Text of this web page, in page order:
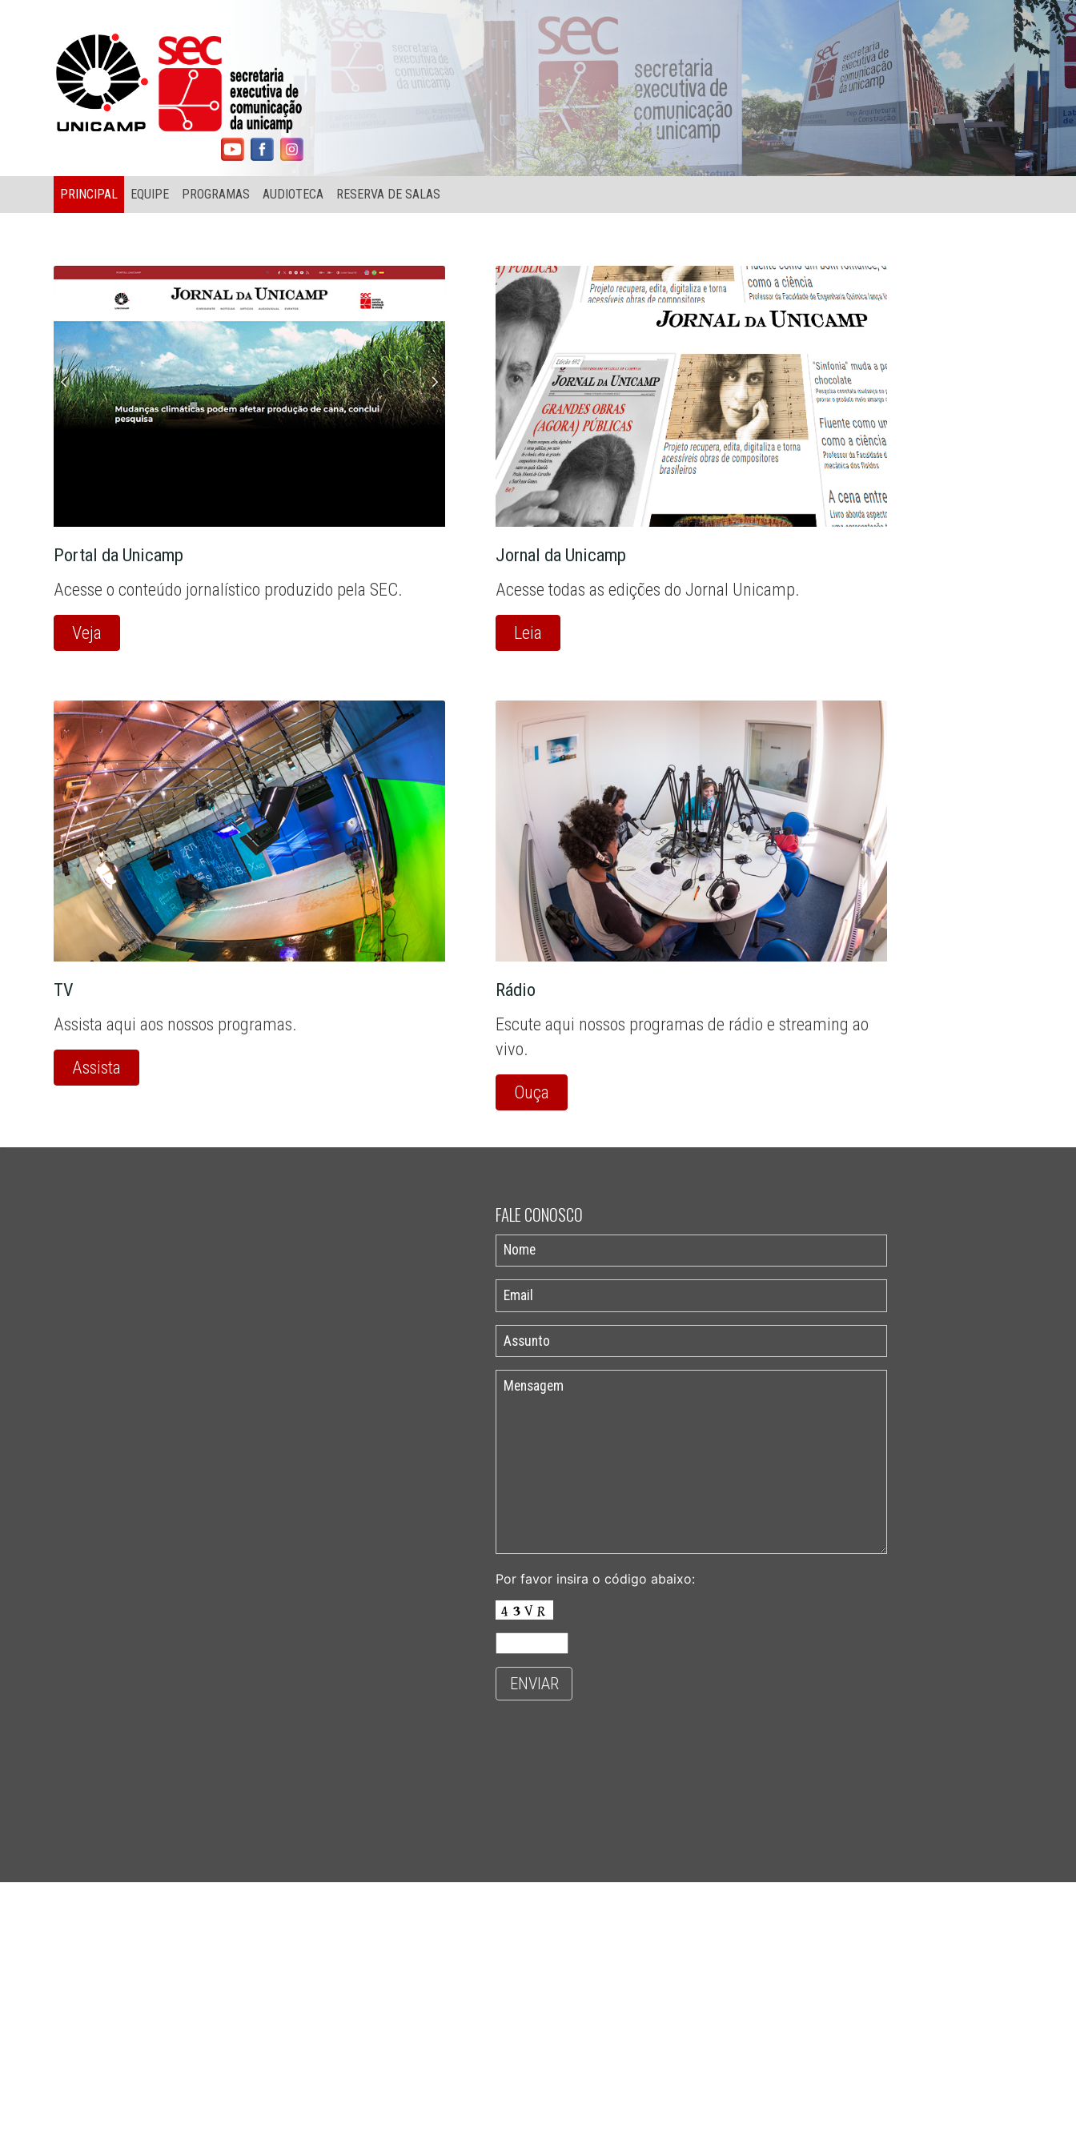
PRINCIPAL EQUIPE PROGRAMAS AUDIOTECA RESERVA DE SALAS
Portal da Unicamp
Acesse o conteúdo jornalístico produzido pela SEC.
Veja
Jornal da Unicamp
Acesse todas as edições do Jornal Unicamp.
Leia
TV
Assista aqui aos nossos programas.
Assista
Rádio
Escute aqui nossos programas de rádio e streaming ao
vivo.
Ouça
FALE CONOSCO
Por favor insira o código abaixo:
ENVIAR